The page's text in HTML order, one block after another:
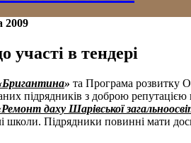
2009
участі в тендері
» та Програма розвитку
підрядників з доброю репутацією
даху Шарівської
школи. Підрядники повинні мати